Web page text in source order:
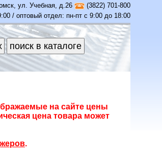
, ул. Учебная, д.26
(3822) 701-800
/ оптовый отдел: пн-пт с 9:00 до 18:00
на сайте цены
цена товара может
.